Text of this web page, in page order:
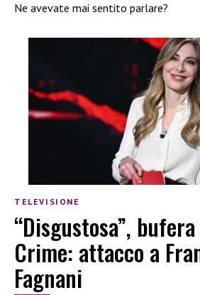
Ne avevate mai sentito parlare?
TELEVISIONE
“Disgustosa”,
Crime: attacco a
Fagnani